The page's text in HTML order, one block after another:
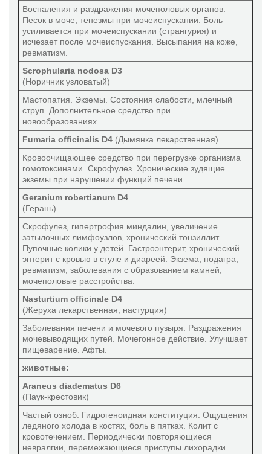
Воспаления и раздражения мочеполовых органов.
Песок в моче, тенезмы при мочеиспускании. Боль
усиливается при мочеиспускании (странгурия) и
исчезает после мочеиспускания. Высыпания на коже,
ревматизм.
Scrophularia nodosa D3
(Норичник узловатый)
Мастопатия. Экземы. Состояния слабости, млечный
струп. Дополнительное средство при
новообразованиях.
Fumaria officinalis D4 (Дымянка лекарственная)
Кровоочищающее средство при перегрузке организма
гомотоксинами. Скрофулез. Хронические зудящие
экземы при нарушении функций печени.
Geranium robertianum D4
(Герань)
Скрофулез, гипертрофия миндалин, увеличение
затылочных лимфоузлов, хронический тонзиллит.
Пупочные колики у детей. Гастроэнтерит, хронический
энтерит с кровью в стуле и диареей. Экзема, подагра,
ревматизм, заболевания с образованием камней,
мочеполовые расстройства.
Nasturtium officinale D4
(Жеруха лекарственная, настурция)
Заболевания печени и мочевого пузыря. Раздражения
мочевыводящих путей. Мочегонное действие. Улучшает
пищеварение. Афты.
животные:
Araneus diadematus D6
(Паук-крестовик)
Частый озноб. Гидрогеноидная конституция. Ощущения
ледяного холода в костях, боль в пятках. Колит с
кровотечением. Периодически повторяющиеся
невралгии, перемежающиеся приступы лихорадки.